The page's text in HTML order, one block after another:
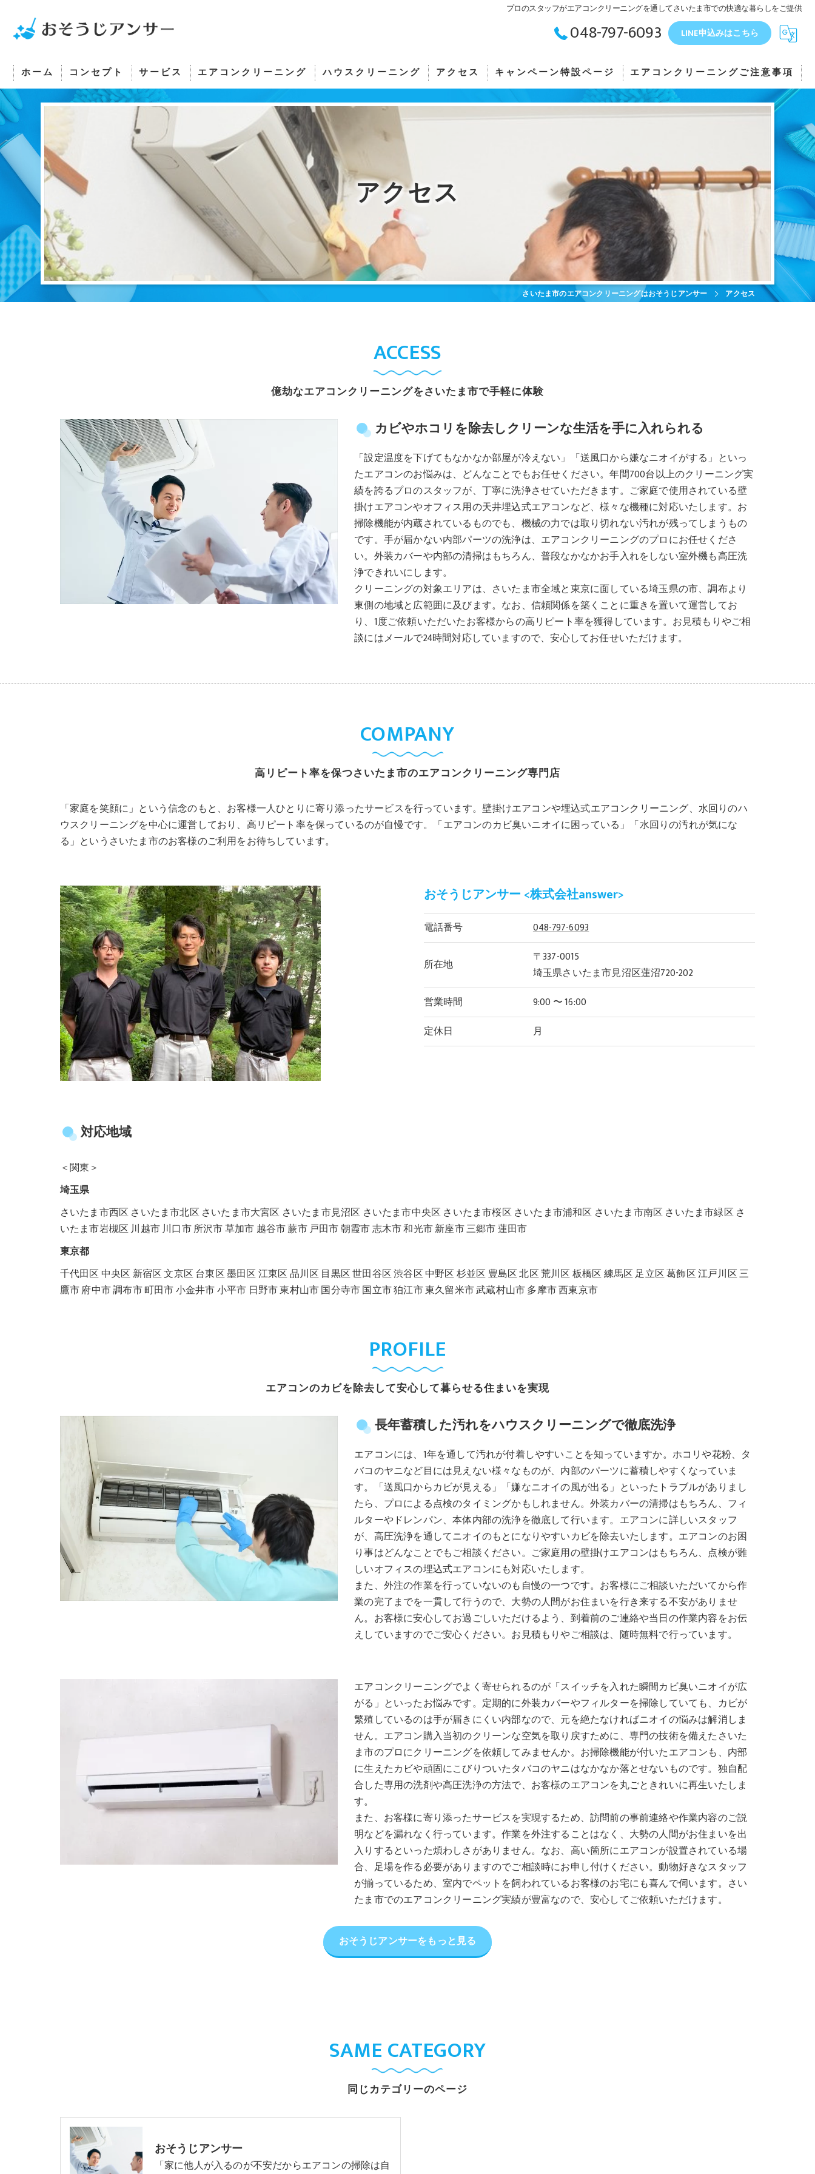
プロのスタッフがエアコンクリーニングを通してさいたま市での快適な暮らしをご提供
048-797-6093 LINE申込みはこちら
ホーム コンセプト
さいたま市のエアコンクリーニング･おそうじアンサーの評判
さいたま市のエアコンクリーニング･おそうじアンサーのお客様の声
さいたま市のエアコンクリーニング･おそうじアンサーの口コミ情報
サービス エアコンクリーニング ハウスクリーニング
洗濯機クリーニング・洗濯機分解洗浄
アクセス キャンペーン特設ページ エアコンクリーニングご注意事項
アクセス
さいたま市のエアコンクリーニングはおそうじアンサー アクセス
億劫なエアコンクリーニングをさいたま市で手軽に体験
ACCESS
カビやホコリを除去しクリーンな生活を手に入れられる
「設定温度を下げてもなかなか部屋が冷えない」「送風口から嫌なニオイがする」といっ
たエアコンのお悩みは、どんなことでもお任せください。年間700台以上のクリーニング実
績を誇るプロのスタッフが、丁寧に洗浄させていただきます。ご家庭で使用されている壁
掛けエアコンやオフィス用の天井埋込式エアコンなど、様々な機種に対応いたします。お
掃除機能が内蔵されているものでも、機械の力では取り切れない汚れが残ってしまうもの
です。手が届かない内部パーツの洗浄は、エアコンクリーニングのプロにお任せくださ
い。外装カバーや内部の清掃はもちろん、普段なかなかお手入れをしない室外機も高圧洗
浄できれいにします。
クリーニングの対象エリアは、さいたま市全域と東京に面している埼玉県の市、調布より
東側の地域と広範囲に及びます。なお、信頼関係を築くことに重きを置いて運営してお
り、1度ご依頼いただいたお客様からの高リピート率を獲得しています。お見積もりやご相
談にはメールで24時間対応していますので、安心してお任せいただけます。
高リピート率を保つさいたま市のエアコンクリーニング専門店
COMPANY
「家庭を笑顔に」という信念のもと、お客様一人ひとりに寄り添ったサービスを行っています。壁掛けエアコンや埋込式エアコンクリーニング、水回りのハ
ウスクリーニングを中心に運営しており、高リピート率を保っているのが自慢です。「エアコンのカビ臭いニオイに困っている」「水回りの汚れが気にな
る」というさいたま市のお客様のご利用をお待ちしています。
おそうじアンサー <株式会社answer>
電話番号 048-797-6093
所在地
〒337-0015
埼玉県さいたま市見沼区蓮沼720-202
営業時間
9:00 〜 16:00
定休日
月
対応地域
＜関東＞
埼玉県
さいたま市西区 さいたま市北区 さいたま市大宮区 さいたま市見沼区 さいたま市中央区 さいたま市桜区 さいたま市浦和区 さいたま市南区 さいたま市緑区 さ
いたま市岩槻区 川越市 川口市 所沢市 草加市 越谷市 蕨市 戸田市 朝霞市 志木市 和光市 新座市 三郷市 蓮田市
東京都
千代田区 中央区 新宿区 文京区 台東区 墨田区 江東区 品川区 目黒区 世田谷区 渋谷区 中野区 杉並区 豊島区 北区 荒川区 板橋区 練馬区 足立区 葛飾区 江戸川区 三
鷹市 府中市 調布市 町田市 小金井市 小平市 日野市 東村山市 国分寺市 国立市 狛江市 東久留米市 武蔵村山市 多摩市 西東京市
エアコンのカビを除去して安心して暮らせる住まいを実現
PROFILE
長年蓄積した汚れをハウスクリーニングで徹底洗浄
エアコンには、1年を通して汚れが付着しやすいことを知っていますか。ホコリや花粉、タ
バコのヤニなど目には見えない様々なものが、内部のパーツに蓄積しやすくなっていま
す。「送風口からカビが見える」「嫌なニオイの風が出る」といったトラブルがありまし
たら、プロによる点検のタイミングかもしれません。外装カバーの清掃はもちろん、フィ
ルターやドレンパン、本体内部の洗浄を徹底して行います。エアコンに詳しいスタッフ
が、高圧洗浄を通してニオイのもとになりやすいカビを除去いたします。エアコンのお困
り事はどんなことでもご相談ください。ご家庭用の壁掛けエアコンはもちろん、点検が難
しいオフィスの埋込式エアコンにも対応いたします。
また、外注の作業を行っていないのも自慢の一つです。お客様にご相談いただいてから作
業の完了までを一貫して行うので、大勢の人間がお住まいを行き来する不安がありませ
ん。お客様に安心してお過ごしいただけるよう、到着前のご連絡や当日の作業内容をお伝
えしていますのでご安心ください。お見積もりやご相談は、随時無料で行っています。
エアコンクリーニングでよく寄せられるのが「スイッチを入れた瞬間カビ臭いニオイが広
がる」といったお悩みです。定期的に外装カバーやフィルターを掃除していても、カビが
繁殖しているのは手が届きにくい内部なので、元を絶たなければニオイの悩みは解消しま
せん。エアコン購入当初のクリーンな空気を取り戻すために、専門の技術を備えたさいた
ま市のプロにクリーニングを依頼してみませんか。お掃除機能が付いたエアコンも、内部
に生えたカビや頑固にこびりついたタバコのヤニはなかなか落とせないものです。独自配
合した専用の洗剤や高圧洗浄の方法で、お客様のエアコンを丸ごときれいに再生いたしま
す。
また、お客様に寄り添ったサービスを実現するため、訪問前の事前連絡や作業内容のご説
明などを漏れなく行っています。作業を外注することはなく、大勢の人間がお住まいを出
入りするといった煩わしさがありません。なお、高い箇所にエアコンが設置されている場
合、足場を作る必要がありますのでご相談時にお申し付けください。動物好きなスタッフ
が揃っているため、室内でペットを飼われているお客様のお宅にも喜んで伺います。さい
たま市でのエアコンクリーニング実績が豊富なので、安心してご依頼いただけます。
おそうじアンサーをもっと見る
同じカテゴリーのページ
SAME CATEGORY
おそうじアンサー
「家に他人が入るのが不安だからエアコンの掃除は自